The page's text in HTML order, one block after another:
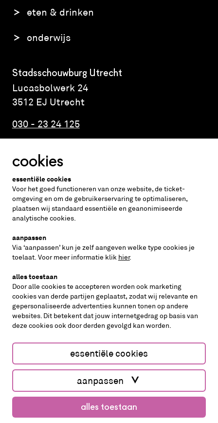
koop kaarten
eten & drinken
onderwijs
Stadsschouwburg Utrecht
Lucasbolwerk 24
3512 EJ Utrecht
030 - 23 24 125
Altijd weten wat er speelt?
vraag de nieuwsbrief aan
inschrijven
volg ons op
cookies aanpassen cookies/privacy
Website by The Cre8ion.Lab
cookies
essentiële cookies
Voor het goed functioneren van onze website, de ticket-
omgeving en om de gebruikerservaring te optimaliseren,
plaatsen wij standaard essentiële en geanonimiseerde
analytische cookies.
aanpassen
Via ‘aanpassen’ kun je zelf aangeven welke type cookies je
toelaat. Voor meer informatie klik hier.
alles toestaan
Door alle cookies te accepteren worden ook marketing
cookies van derde partijen geplaatst, zodat wij relevante en
gepersonaliseerde advertenties kunnen tonen op andere
websites. Dit betekent dat jouw internetgedrag op basis van
deze cookies ook door derden gevolgd kan worden.
essentiële cookies
aanpassen
alles toestaan